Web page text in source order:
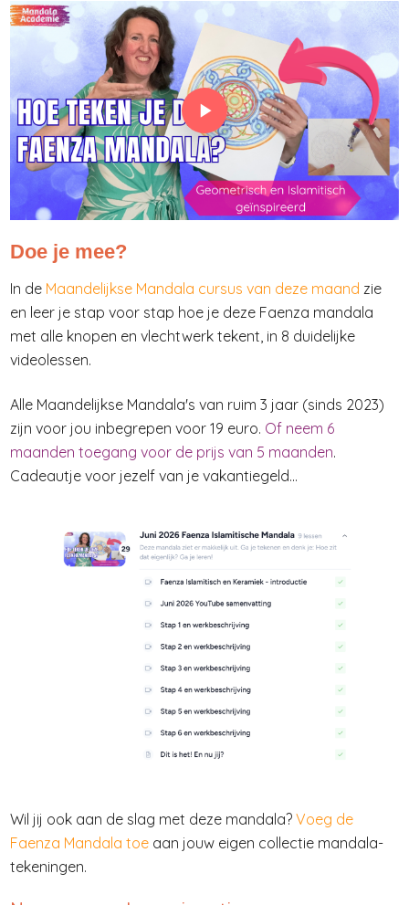
Doe je mee?
In de Maandelijkse Mandala cursus van deze maand zie
en leer je stap voor stap hoe je deze Faenza mandala
met alle knopen en vlechtwerk tekent, in 8 duidelijke
videolessen.
Alle Maandelijkse Mandala's van ruim 3 jaar (sinds 2023)
zijn voor jou inbegrepen voor 19 euro. Of neem 6
maanden toegang voor de prijs van 5 maanden.
Cadeautje voor jezelf van je vakantiegeld...
Wil jij ook aan de slag met deze mandala? Voeg de
Faenza Mandala toe aan jouw eigen collectie mandala-
tekeningen.